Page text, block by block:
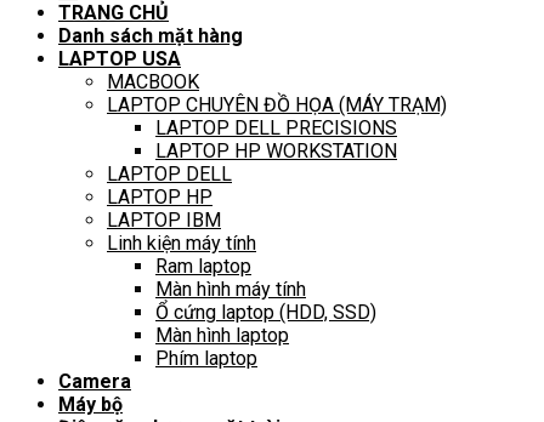
TRANG CHỦ
Danh sách mặt hàng
LAPTOP USA
MACBOOK
LAPTOP CHUYÊN ĐỒ HỌA (MÁY TRẠM)
LAPTOP DELL PRECISIONS
LAPTOP HP WORKSTATION
LAPTOP DELL
LAPTOP HP
LAPTOP IBM
Linh kiện máy tính
Ram laptop
Màn hình máy tính
Ổ cứng laptop (HDD, SSD)
Màn hình laptop
Phím laptop
Camera
Máy bộ